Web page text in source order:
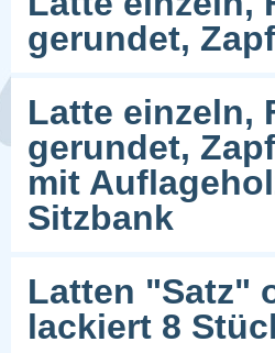
gerundet,
Latte einzeln,
gerundet,
mit
Sitzbank
Latten "Satz"
lackiert 8